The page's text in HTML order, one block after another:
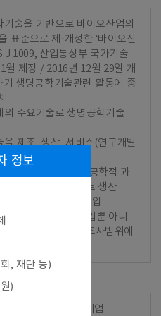
술을 기반으로 바이오산업의
표준으로 제·개정한 ‘바이오산
J 1009, 산업통상부 국가기술
월 제정 / 2016년 12월 29일 개
기 생명공학기술관련 활동에 종
에 이용
계, 장비 또는 플랜트 생산
진 중인 기업 역시 조사범위에
년 기준 조사결과 기업
정보
, 재단 등)
)